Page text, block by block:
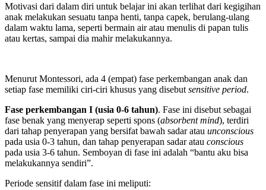
Motivasi dari dalam diri untuk belajar ini akan terlihat dari kegigihan
anak melakukan sesuatu tanpa henti, tanpa capek, berulang-ulang
dalam waktu lama, seperti bermain air atau menulis di papan tulis
atau kertas, sampai dia mahir melakukannya.
Menurut Montessori, ada 4 (empat) fase perkembangan anak dan
setiap fase memiliki ciri-ciri khusus yang disebut sensitive period.
Fase perkembangan I (usia 0-6 tahun). Fase ini disebut sebagai
fase benak yang menyerap seperti spons (absorbent mind), terdiri
dari tahap penyerapan yang bersifat bawah sadar atau unconscious
pada usia 0-3 tahun, dan tahap penyerapan sadar atau conscious
pada usia 3-6 tahun. Semboyan di fase ini adalah “bantu aku bisa
melakukannya sendiri”.
Periode sensitif dalam fase ini meliputi: